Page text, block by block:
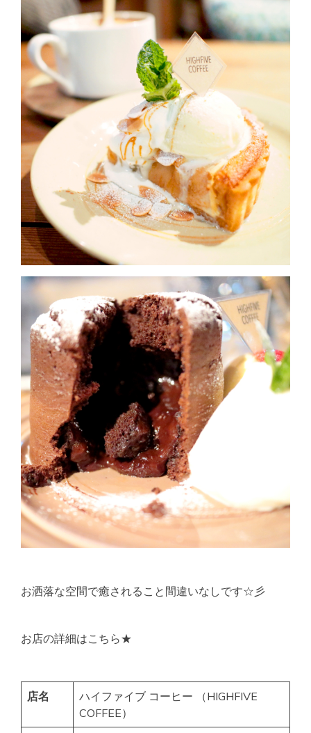
お洒落な空間で癒されること間違いなしです☆彡
お店の詳細はこちら★
店名
ハイファイブ コーヒー （HIGHFIVE
COFFEE）